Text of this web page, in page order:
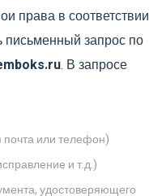
права в соответствии
запрос по
. В запросе
почта или телефон)
и т.д.)
удостоверяющего